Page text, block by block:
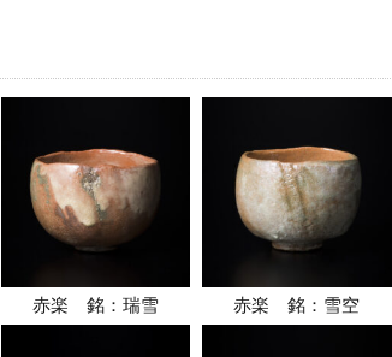
赤楽 銘：瑞雪 赤楽 銘：雪空